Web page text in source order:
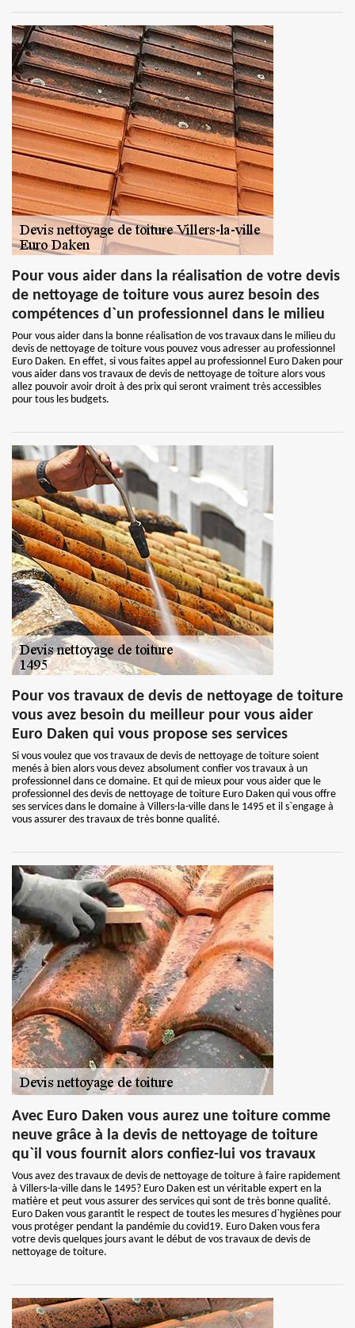
Pour vous aider dans la réalisation de votre devis
de nettoyage de toiture vous aurez besoin des
compétences d`un professionnel dans le milieu
Pour vous aider dans la bonne réalisation de vos travaux dans le milieu du
devis de nettoyage de toiture vous pouvez vous adresser au professionnel
Euro Daken. En effet, si vous faites appel au professionnel Euro Daken pour
vous aider dans vos travaux de devis de nettoyage de toiture alors vous
allez pouvoir avoir droit à des prix qui seront vraiment très accessibles
pour tous les budgets.
Pour vos travaux de devis de nettoyage de toiture
vous avez besoin du meilleur pour vous aider
Euro Daken qui vous propose ses services
Si vous voulez que vos travaux de devis de nettoyage de toiture soient
menés à bien alors vous devez absolument confier vos travaux à un
professionnel dans ce domaine. Et qui de mieux pour vous aider que le
professionnel des devis de nettoyage de toiture Euro Daken qui vous offre
ses services dans le domaine à Villers-la-ville dans le 1495 et il s`engage à
vous assurer des travaux de très bonne qualité.
Avec Euro Daken vous aurez une toiture comme
neuve grâce à la devis de nettoyage de toiture
qu`il vous fournit alors confiez-lui vos travaux
Vous avez des travaux de devis de nettoyage de toiture à faire rapidement
à Villers-la-ville dans le 1495? Euro Daken est un véritable expert en la
matière et peut vous assurer des services qui sont de très bonne qualité.
Euro Daken vous garantit le respect de toutes les mesures d`hygiènes pour
vous protéger pendant la pandémie du covid19. Euro Daken vous fera
votre devis quelques jours avant le début de vos travaux de devis de
nettoyage de toiture.